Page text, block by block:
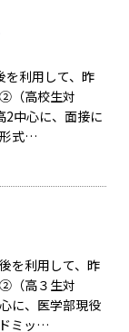
利用して、昨
（高校生対
中心に、面接に
式
を利用して、昨
（高３生対
に、医学部現役
ミッ